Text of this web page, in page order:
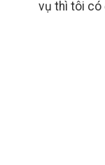
vụ thì tôi có